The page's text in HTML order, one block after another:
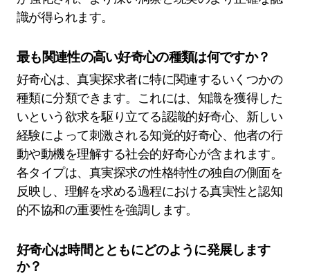
識が得られます。
最も関連性の高い好奇心の種類は何ですか？
好奇心は、真実探求者に特に関連するいくつかの
種類に分類できます。これには、知識を獲得した
いという欲求を駆り立てる認識的好奇心、新しい
経験によって刺激される知覚的好奇心、他者の行
動や動機を理解する社会的好奇心が含まれます。
各タイプは、真実探求の性格特性の独自の側面を
反映し、理解を求める過程における真実性と認知
的不協和の重要性を強調します。
好奇心は時間とともにどのように発展します
か？